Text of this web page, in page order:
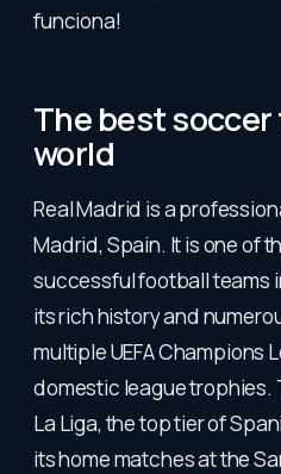
funciona!
The best
world
Real Madrid is a
Madrid, Spain. It is one of
successful football teams
its rich history and
multiple UEFA Champions
domestic league trophies.
La Liga, the top tier of
its home matches at the